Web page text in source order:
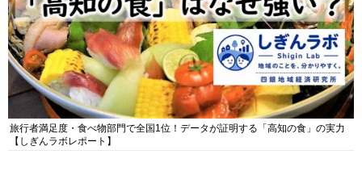
旅行者満足度・食べ物部門で全国1位！データが証明する「高知の食」の実力
【しぎんラボレポート】